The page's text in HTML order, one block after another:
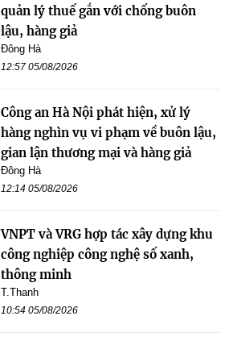
quản lý thuế gắn với chống buôn
lậu, hàng giả
Đông Hà
12:57 05/08/2026
Công an Hà Nội phát hiện, xử lý
hàng nghìn vụ vi phạm về buôn lậu,
gian lận thương mại và hàng giả
Đông Hà
12:14 05/08/2026
VNPT và VRG hợp tác xây dựng khu
công nghiệp công nghệ số xanh,
thông minh
T.Thanh
10:54 05/08/2026